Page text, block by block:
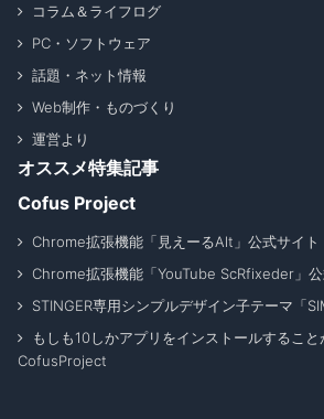
コラム＆ライフログ
PC・ソフトウェア
話題・ネット情報
Web制作・ものづくり
運営より
オススメ特集記事
Cofus Project
Chrome拡張機能「見えーるAlt」公式サイト
Chrome拡張機能「YouTube ScRfixeder」公
STINGER専用シンプルデザイン子テーマ「
もしも10しかアプリをインストールすること
CofusProject